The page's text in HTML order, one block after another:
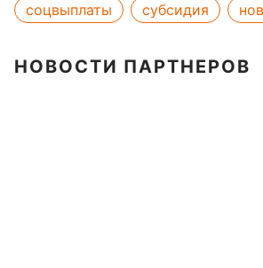
соцвыплаты субсидия
НОВОСТИ ПАРТНЕРОВ